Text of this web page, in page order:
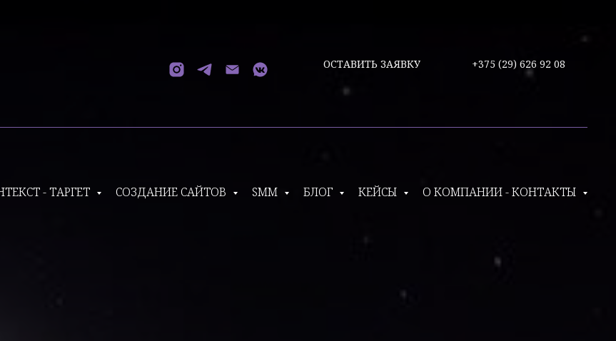
ОСТАВИТЬ ЗАЯВКУ +375 (29) 626 92 08
- ТАРГЕТ СОЗДАНИЕ САЙТОВ SMM БЛОГ КЕЙСЫ О КОМПАНИИ - КОНТАКТЫ